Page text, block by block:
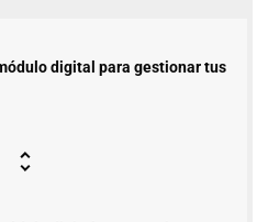
digital para gestionar tus